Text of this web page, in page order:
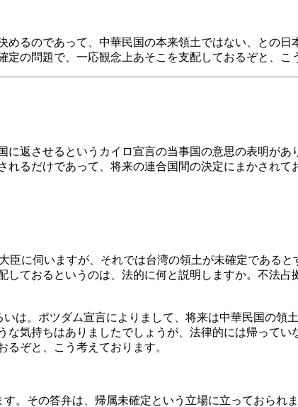
るのであって、中華民国の本来領土ではない、との日
の問題で、一応観念上あそこを支配しておるぞと、こ
返させるというカイロ宣言の当事国の意思の表明があ
るだけであって、将来の連合国間の決定にまかされて
に伺いますが、それでは台湾の領土が未確定である
ておるというのは、法的に何と説明しますか。不法
。ポツダム宣言によりまして、将来は中華民国の領
気持ちはありましたでしょうが、法律的には帰ってい
ぞと、こう考えております。
その答弁は、帰属未確定という立場に立っておられ